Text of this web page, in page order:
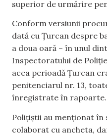
superior de urmărire
Conform versiunii
dată cu Țurcan despre
a doua oară – în unul
Inspectoratului de
acea perioadă Țurcan
penitenciarul nr. 13,
înregistrate în rapoarte.
Polițiștii au menționat în
colaborat cu ancheta,